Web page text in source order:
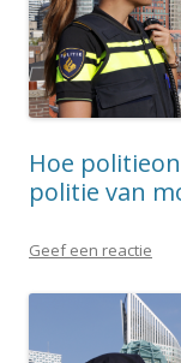
Hoe
politie van
Geef een reactie